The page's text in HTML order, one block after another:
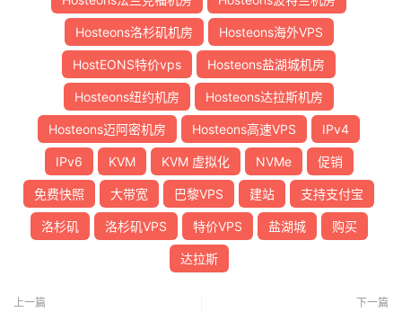
Hosteons洛杉矶机房 Hosteons海外VPS
HostEONS特价vps Hosteons盐湖城机房
Hosteons纽约机房 Hosteons达拉斯机房
Hosteons迈阿密机房 Hosteons高速VPS IPv4
IPv6 KVM KVM 虚拟化 NVMe 促销
免费快照 大带宽 巴黎VPS 建站 支持支付宝
洛杉矶 洛杉矶VPS 特价VPS 盐湖城 购买
达拉斯
上一篇 下一篇